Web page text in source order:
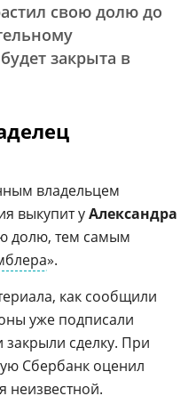
свою долю до
закрыта в
владельцем
выкупит уАлександра
долю, тем самым
».
как сообщили
уже подписали
сделку. При
Сбербанк оценил
неизвестной.